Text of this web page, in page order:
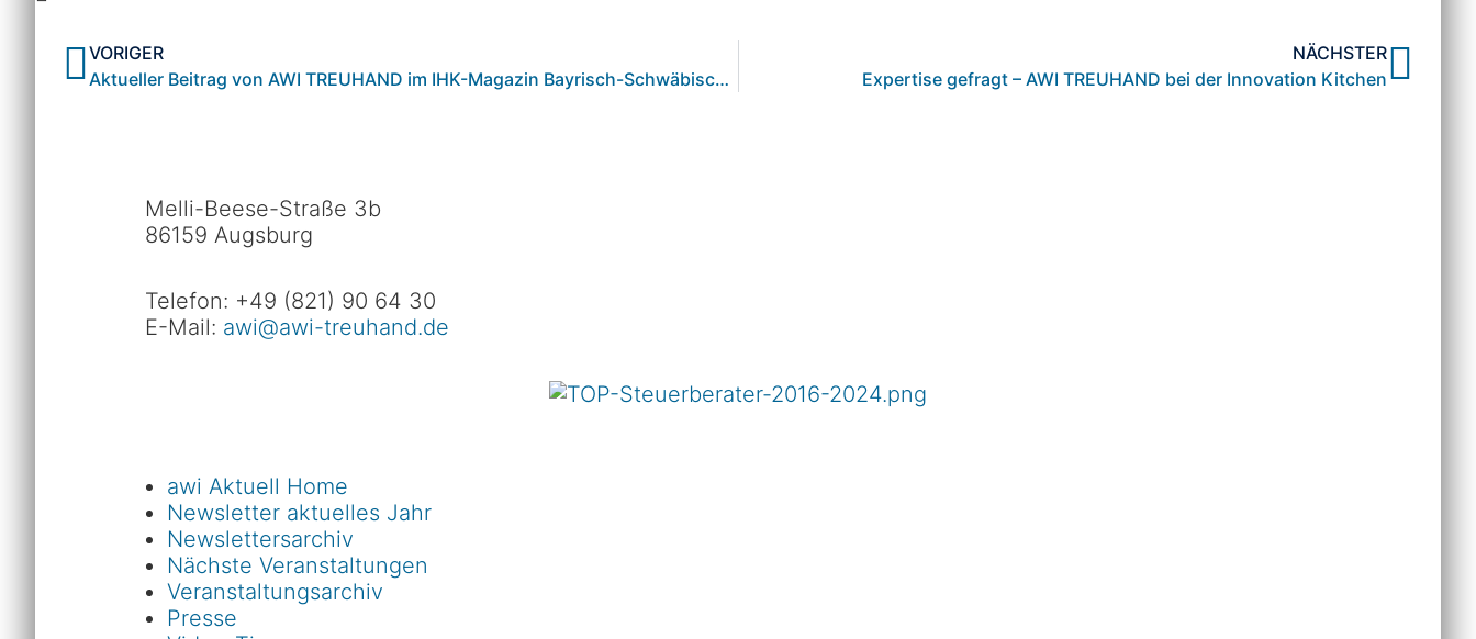
VORIGER
Aktueller Beitrag von AWI TREUHAND im IHK-Magazin Bayrisch-Schwäbische Wirtschaft 03/23
NÄCHSTER
Expertise gefragt – AWI TREUHAND bei der Innovation Kitchen
Melli-Beese-Straße 3b
86159 Augsburg
Telefon: +49 (821) 90 64 30
E-Mail: awi@awi-treuhand.de
awi Aktuell Home
Newsletter aktuelles Jahr
Newslettersarchiv
Nächste Veranstaltungen
Veranstaltungsarchiv
Presse